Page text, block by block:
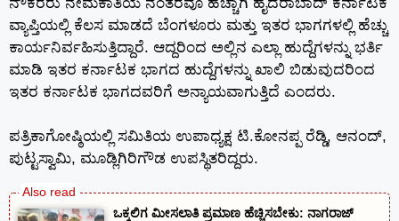
ವ್ಯಾಪ್ತಿಯಲ್ಲಿ ಕೆಲಸ ಮಾಡದೆ ಬೆಂಗಳೂರು ಮತ್ತು ಇತರ ಭಾಗಗಳಲ್ಲಿ ಹೆಚ್ಚು
ಕಾರ್ಯನಿರ್ವಹಿಸುತ್ತಿದ್ದಾರೆ. ಆದ್ದರಿಂದ ಅಲ್ಲಿನ ಎಲ್ಲಾ ಹುದ್ದೆಗಳನ್ನು ಭರ್ತಿ
ಮಾಡಿ ಇತರ ಕರ್ನಾಟಕ ಭಾಗದ ಹುದ್ದೆಗಳನ್ನು ಖಾಲಿ ಬಿಡುವುದರಿಂದ
ಇತರ ಕರ್ನಾಟಕ ಭಾಗದವರಿಗೆ ಅನ್ಯಾಯವಾಗುತ್ತಿದೆ ಎಂದರು.
ಪತ್ರಿಕಾಗೋಷ್ಠಿಯಲ್ಲಿ ಸಮಿತಿಯ ಉಪಾಧ್ಯಕ್ಷ ಟಿ.ಕೋನಪ್ಪ ರೆಡ್ಡಿ, ಆನಂದ್‌,
ಪುಟ್ಟಸ್ವಾಮಿ, ಮೂಡ್ಲಿಗಿರಿಗೌಡ ಉಪಸ್ಥಿತರಿದ್ದರು.
ಒಕ್ಕಲಿಗ ಮೀಸಲಾತಿ ಪ್ರಮಾಣ ಹೆಚ್ಚಿಸಬೇಕು: ನಾಗರಾಜ್